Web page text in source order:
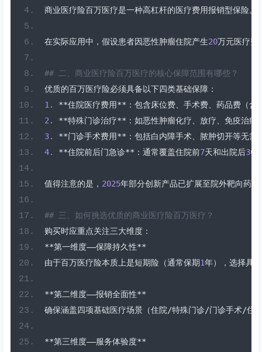
商业医疗险百万医疗是一种高杠杆的医疗费用报销型保险
在实际应用中，假设患者因恶性肿瘤住院产生20万元医疗费
## 二、商业医疗险百万医疗的核心保障范围有哪些？
优质的百万医疗险必须具备以下四类基础保障：
1.
**住院医疗费用**：包含床位费、手术费、药品费（含
2.
**特殊门诊治疗**：如恶性肿瘤化疗、放疗、免疫治疗
3.
**门诊手术费用**：包括白内障手术、脓肿切开等无需
4.
**住院前后门急诊**：通常覆盖住院前7天和出院后30
值得注意的是， 2025年部分创新产品已扩展至院外靶向药直
## 三、如何挑选优质的商业医疗险百万医疗？
购买时应重点关注三大维度：
**第一维度——保障持久性**
由于百万医疗险本质上是短期险（通常保期1年），选择具
**第二维度——报销全面性**
确保涵盖四项基础医疗场景（住院/特殊门诊/门诊手术/住
**第三维度——服务体验度**